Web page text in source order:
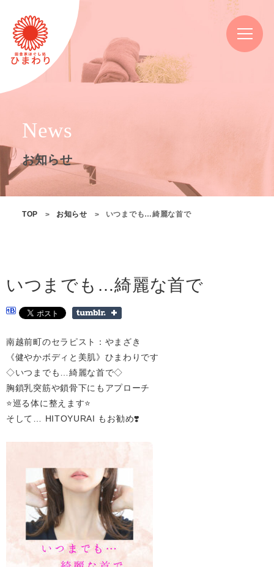
News
お知らせ
TOP お知らせ いつまでも…綺麗な首で
いつまでも…綺麗な首で
南越前町のセラピスト：やまざき
《健やかボディと美肌》ひまわりです
◇いつまでも…綺麗な首で◇
胸鎖乳突筋や鎖骨下にもアプローチ
⭐️巡る体に整えます⭐️
そして… HITOYURAI もお勧め❣️